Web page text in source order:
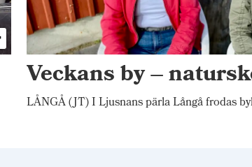
Veckans by –
LÅNGÅ (JT) I Ljusnans pärla Långå frodas